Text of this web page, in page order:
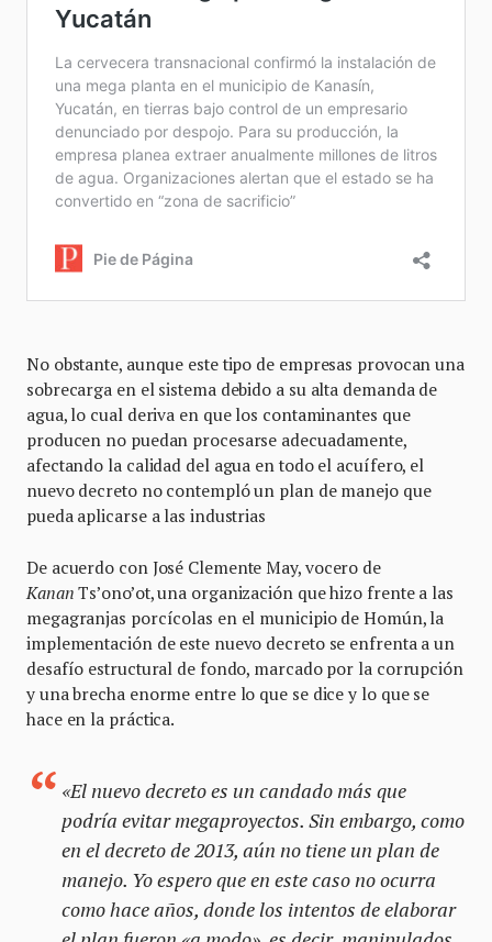
No obstante, aunque este tipo de empresas provocan una
sobrecarga en el sistema debido a su alta demanda de
agua, lo cual deriva en que los contaminantes que
producen no puedan procesarse adecuadamente,
afectando la calidad del agua en todo el acuífero, el
nuevo decreto no contempló un plan de manejo que
pueda aplicarse a las industrias
De acuerdo con José Clemente May, vocero de
Kanan Ts’ono’ot, una organización que hizo frente a las
megagranjas porcícolas en el municipio de Homún, la
implementación de este nuevo decreto se enfrenta a un
desafío estructural de fondo, marcado por la corrupción
y una brecha enorme entre lo que se dice y lo que se
hace en la práctica.
«El nuevo decreto es un candado más que
podría evitar megaproyectos. Sin embargo, como
en el decreto de 2013, aún no tiene un plan de
manejo. Yo espero que en este caso no ocurra
como hace años, donde los intentos de elaborar